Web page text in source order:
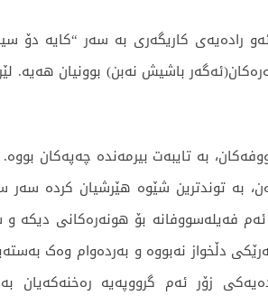
رادەیەی کاریگەری بە سەر “کایە دۆ
باشیش نەبن) بوونیان هەیە.
بە تایبەت بیرمەندە چەپەکان
بە توندترین شێوە هێرشیان کردە سەر
فەیلەسووفانە بۆ هونەرەکانی دیکە و
دڵخواز نەبووە و بەردەوام وەک
زۆر ئەم گرووپەیە رەخنەکەیان